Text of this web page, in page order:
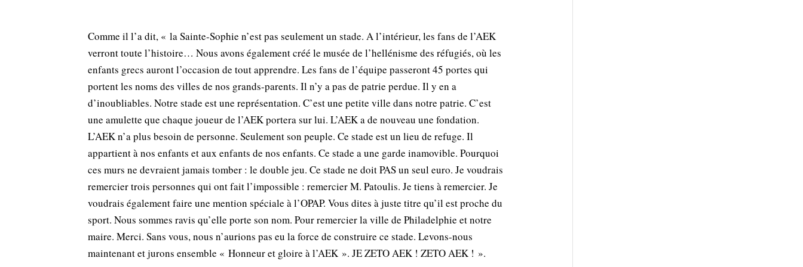
Comme il l’a dit, « la Sainte-Sophie n’est pas seulement un stade. A l’intérieur, les fans de l’AEK
verront toute l’histoire… Nous avons également créé le musée de l’hellénisme des réfugiés, où les
enfants grecs auront l’occasion de tout apprendre. Les fans de l’équipe passeront 45 portes qui
portent les noms des villes de nos grands-parents. Il n’y a pas de patrie perdue. Il y en a
d’inoubliables. Notre stade est une représentation. C’est une petite ville dans notre patrie. C’est
une amulette que chaque joueur de l’AEK portera sur lui. L’AEK a de nouveau une fondation.
L’AEK n’a plus besoin de personne. Seulement son peuple. Ce stade est un lieu de refuge. Il
appartient à nos enfants et aux enfants de nos enfants. Ce stade a une garde inamovible. Pourquoi
ces murs ne devraient jamais tomber : le double jeu. Ce stade ne doit PAS un seul euro. Je voudrais
remercier trois personnes qui ont fait l’impossible : remercier M. Patoulis. Je tiens à remercier. Je
voudrais également faire une mention spéciale à l’OPAP. Vous dites à juste titre qu’il est proche du
sport. Nous sommes ravis qu’elle porte son nom. Pour remercier la ville de Philadelphie et notre
maire. Merci. Sans vous, nous n’aurions pas eu la force de construire ce stade. Levons-nous
maintenant et jurons ensemble « Honneur et gloire à l’AEK ». JE ZETO AEK ! ZETO AEK ! ».